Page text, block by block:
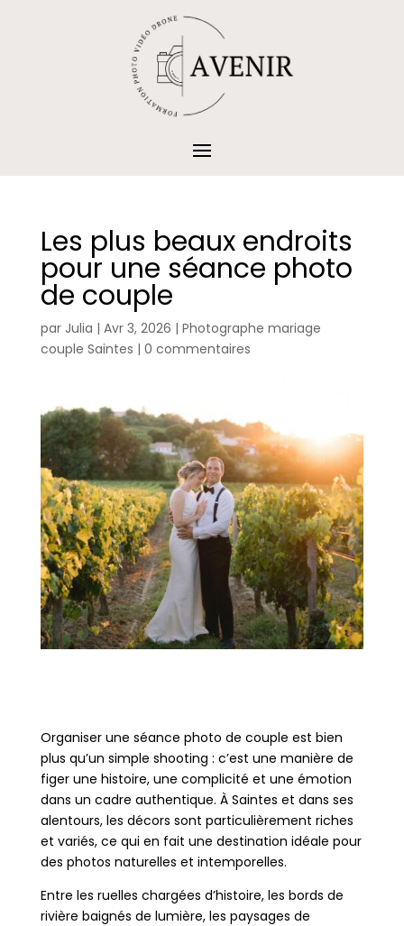
Les plus beaux endroits
pour une séance photo
de couple
par Julia | Avr 3, 2026 | Photographe mariage
couple Saintes | 0 commentaires
Organiser une séance photo de couple est bien
plus qu’un simple shooting : c’est une manière de
figer une histoire, une complicité et une émotion
dans un cadre authentique. À Saintes et dans ses
alentours, les décors sont particulièrement riches
et variés, ce qui en fait une destination idéale pour
des photos naturelles et intemporelles.
Entre les ruelles chargées d’histoire, les bords de
rivière baignés de lumière, les paysages de